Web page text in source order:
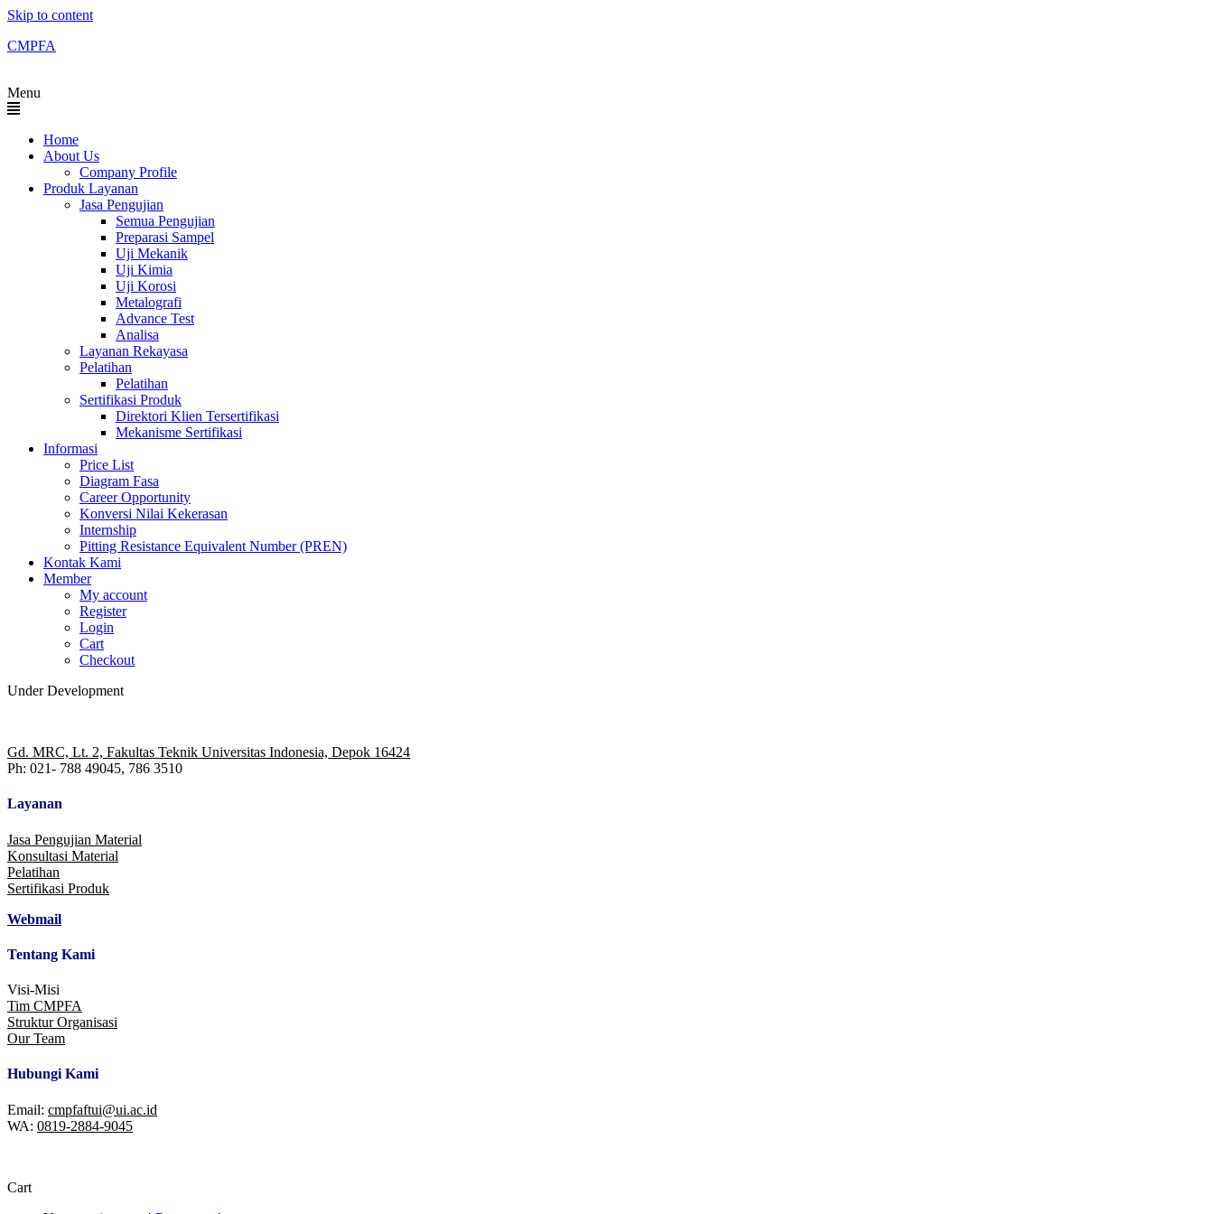
Skip to content
CMPFA
Menu
Home
About Us
Company Profile
Produk Layanan
Jasa Pengujian
Semua Pengujian
Preparasi Sampel
Uji Mekanik
Uji Kimia
Uji Korosi
Metalografi
Advance Test
Analisa
Layanan Rekayasa
Pelatihan
Pelatihan
Sertifikasi Produk
Direktori Klien Tersertifikasi
Mekanisme Sertifikasi
Informasi
Price List
Diagram Fasa
Career Opportunity
Konversi Nilai Kekerasan
Internship
Pitting Resistance Equivalent Number (PREN)
Kontak Kami
Member
My account
Register
Login
Cart
Checkout
Under Development
Gd. MRC, Lt. 2, Fakultas Teknik Universitas Indonesia, Depok 16424
Ph: 021- 788 49045, 786 3510
Layanan
Jasa Pengujian Material
Konsultasi Material
Pelatihan
Sertifikasi Produk
Webmail
Tentang Kami
Visi-Misi
Tim CMPFA
Struktur Organisasi
Our Team
Hubungi Kami
Email: cmpfaftui@ui.ac.id
WA: 0819-2884-9045
Cart